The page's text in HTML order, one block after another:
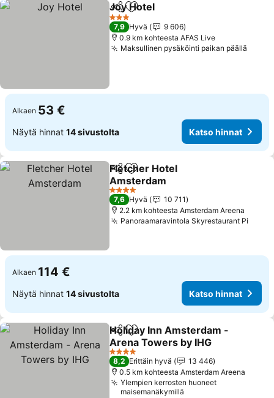
Jaa Lisää suosikkeihin
Joy Hotel
3 Tähtiluokitus
7,9 Hyvä
9 606
0.9 km kohteesta AFAS Live
Maksullinen pysäköinti paikan päällä
Alkaen 53 €
Näytä hinnat 14 sivustolta Katso hinnat
Jaa Lisää suosikkeihin
Fletcher Hotel
Amsterdam
Katso hinnat
4 Tähtiluokitus
7,6 Hyvä
10 711
2.2 km kohteesta Amsterdam Areena
Panoraamaravintola Skyrestaurant Pi
Alkaen 114 €
Näytä hinnat 14 sivustolta Katso hinnat
Jaa Lisää suosikkeihin
Holiday Inn Amsterdam -
Arena Towers by IHG
Katso hinnat
4 Tähtiluokitus
8,2 Erittäin hyvä
13 446
0.5 km kohteesta Amsterdam Areena
Ylempien kerrosten huoneet
maisemanäkymillä